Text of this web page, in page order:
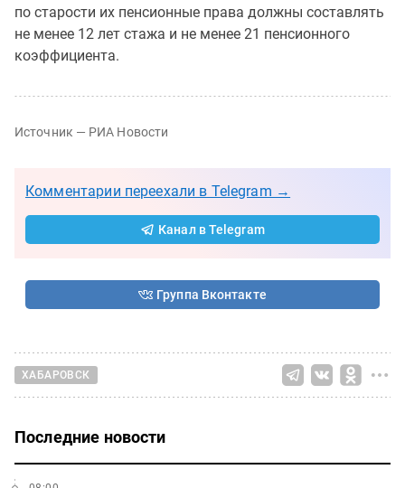
по старости их пенсионные права должны составлять
не менее 12 лет стажа и не менее 21 пенсионного
коэффициента.
Источник — РИА Новости
Комментарии переехали в Telegram →
Канал в Telegram
Группа Вконтакте
ХАБАРОВСК
Последние новости